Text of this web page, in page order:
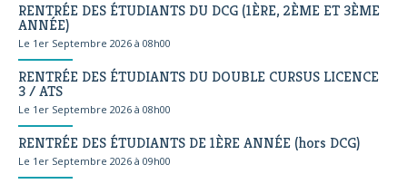
RENTRÉE DES ÉTUDIANTS DU DCG (1ÈRE, 2ÈME ET 3ÈME
ANNÉE)
Le 1er Septembre 2026 à 08h00
RENTRÉE DES ÉTUDIANTS DU DOUBLE CURSUS LICENCE
3 / ATS
Le 1er Septembre 2026 à 08h00
RENTRÉE DES ÉTUDIANTS DE 1ÈRE ANNÉE (hors DCG)
Le 1er Septembre 2026 à 09h00